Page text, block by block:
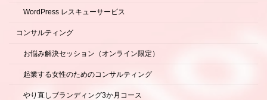
WordPress レスキューサービス
コンサルティング
お悩み解決セッション（オンライン限定）
起業する女性のためのコンサルティング
やり直しブランディング3か月コース